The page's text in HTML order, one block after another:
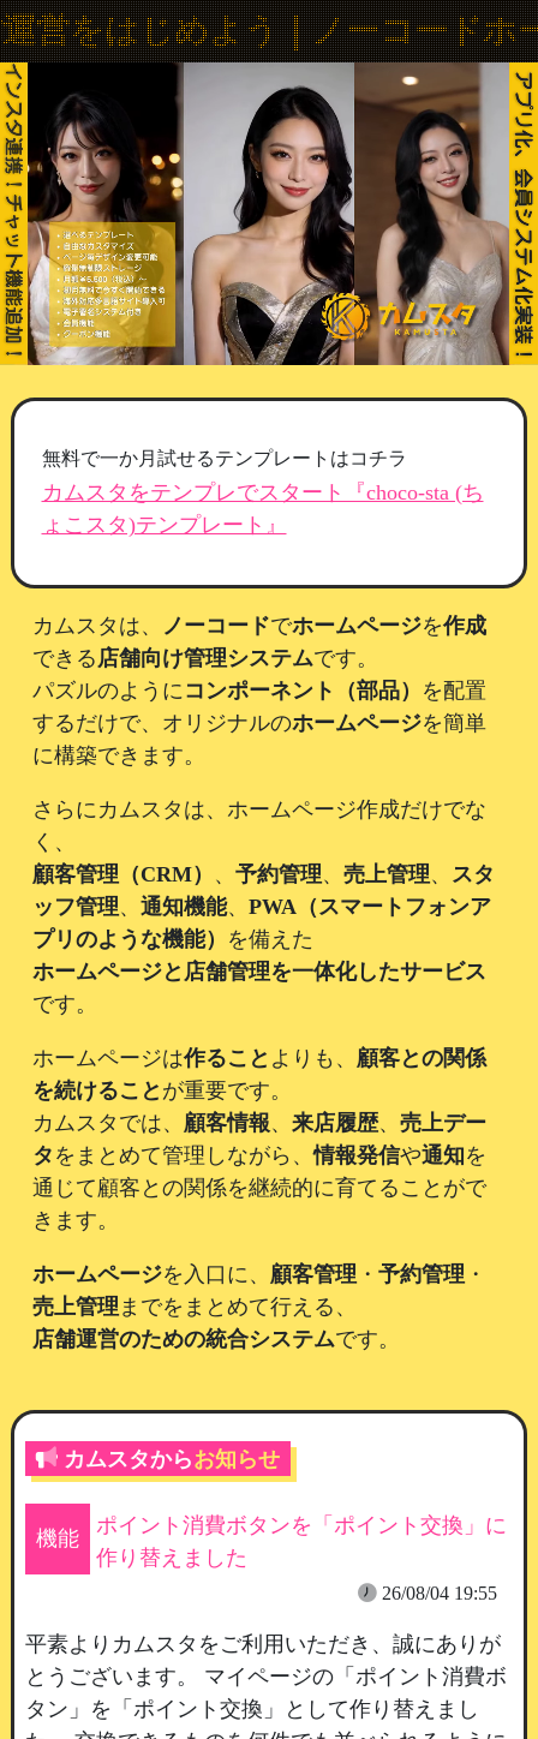
カムスタ｜ノーコードホーム
めよう｜ノーコードホームペー
無料で一か月試せるテンプレートはコチラ
カムスタをテンプレでスタート『choco-sta (ち
ょこスタ)テンプレート』
カムスタは、 ノーコードでホームページを作成
できる店舗向け管理システムです。
パズルのようにコンポーネント（部品） を配置
するだけで、オリジナルのホームページを簡単
に構築できます。
さらにカムスタは、ホームページ作成だけでな
く、
顧客管理（CRM） 、 予約管理、 売上管理、 スタ
ッフ管理、 通知機能、 PWA（スマートフォンア
プリのような機能） を備えた
ホームページと店舗管理を一体化したサービス
です。
ホームページは作ること よりも、 顧客との関係
を続けること が重要です。
カムスタでは、 顧客情報、 来店履歴、 売上デー
タ をまとめて管理しながら、情報発信や通知を
通じて顧客との関係を継続的に育てることがで
きます。
ホームページを入口に、 顧客管理 ・ 予約管理 ・
売上管理 までをまとめて行える、
店舗運営のための統合システムです。
カムスタからお知らせ
機能
ポイント消費ボタンを「ポイント交換」に
作り替えました
26/08/04 19:55
平素よりカムスタをご利用いただき、誠にありが
とうございます。
マイページの「ポイント消費ボ
タン」を「ポイント交換」として作り替えまし